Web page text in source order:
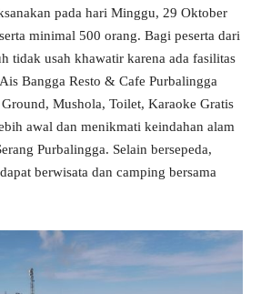
pada hari Minggu, 29 Oktober
minimal 500 orang. Bagi peserta dari
tidak usah khawatir karena ada fasilitas
Bangga Resto & Cafe Purbalingga
Mushola, Toilet, Karaoke Gratis
awal dan menikmati keindahan alam
Purbalingga. Selain bersepeda,
berwisata dan camping bersama